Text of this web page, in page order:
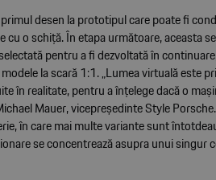
desen la prototipul care poate fi
cu o schiță. În etapa următoare, aceasta
pentru a fi dezvoltată în
la scară 1:1. „Lumea virtuală este
în realitate, pentru a înțelege dacă o
Mauer, vicepreședinte Style
în care mai multe variante sunt
se concentrează asupra unui singur